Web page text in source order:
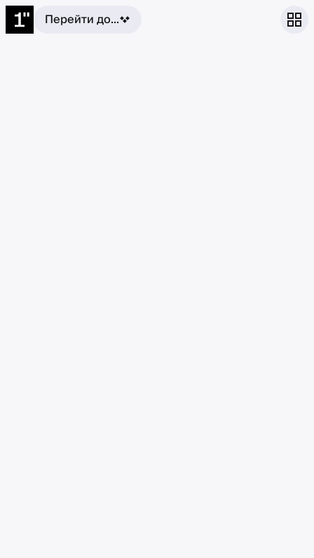
Перейти до...